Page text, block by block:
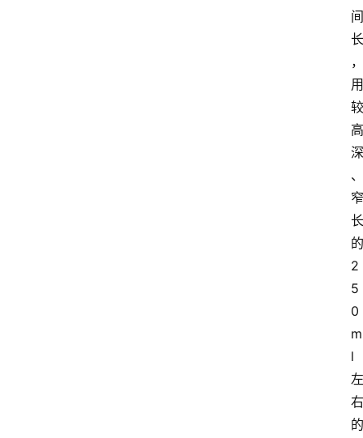
间
长
，
用
较
高
深
、
窄
长
的
2
5
0
m
l
左
右
的